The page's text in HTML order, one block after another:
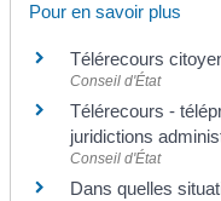
Pour en savoir plus
Télérecours
Conseil d'État
Télérecours -
juridictions
Conseil d'État
Dans quelles